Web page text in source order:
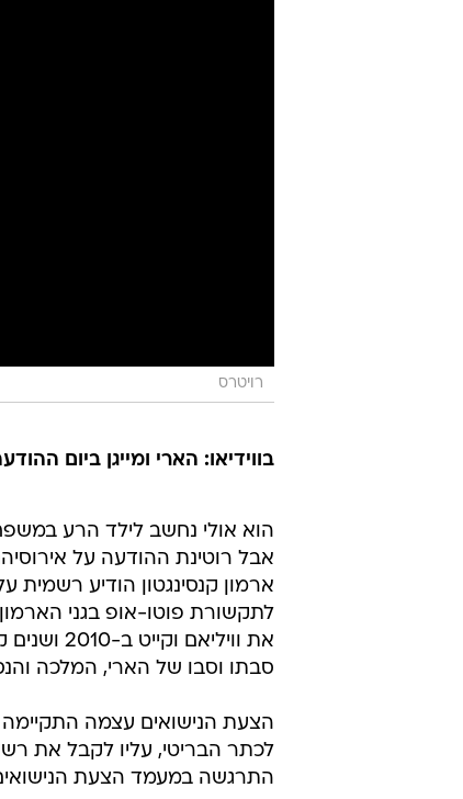
רויטרס
בווידיאו: הארי ומייגן ביום
הוא אולי נחשב לילד הרע
אבל רוטינת ההודעה על
ארמון קנסינגטון הודיע רשמית
לתקשורת פוטו-אופ בגני
את
סבתו וסבו של הארי, המלכה
לכתר הבריטי, עליו לקבל את
התרגשה במעמד הצעת